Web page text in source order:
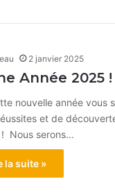
2 janvier 2025
Année 2025 !
nouvelle année vous
et de
Nous serons…
la suite »